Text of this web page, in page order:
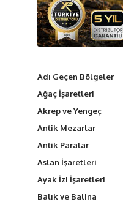
Adı Geçen Bölgeler
Ağaç İşaretleri
Akrep ve Yengeç
Antik Mezarlar
Antik Paralar
Aslan İşaretleri
Ayak İzi İşaretleri
Balık ve Balina